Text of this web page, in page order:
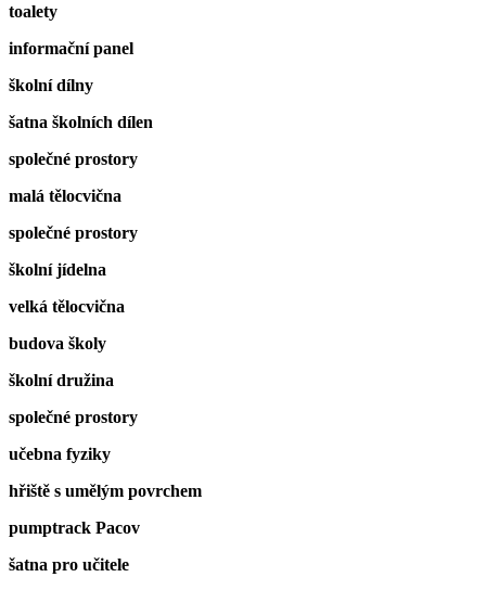
toalety
informační panel
školní dílny
šatna školních dílen
společné prostory
malá tělocvična
společné prostory
školní jídelna
velká tělocvična
budova školy
školní družina
společné prostory
učebna fyziky
hřiště s umělým povrchem
pumptrack Pacov
šatna pro učitele